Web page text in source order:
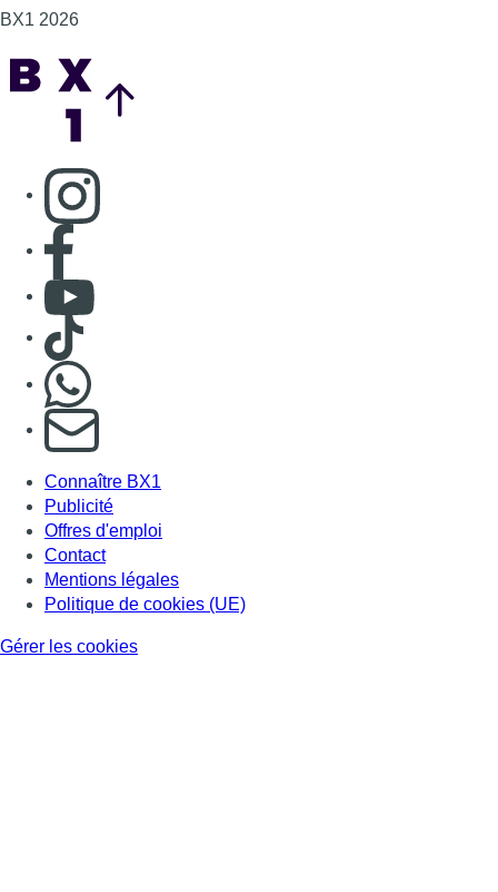
BX1 2026
Consulter page Instagram
Consulter page Facebook
Consulter Youtube
Consulter TikTok
S'abonner à notre newsletter
Connaître BX1
Publicité
Offres d'emploi
Contact
Mentions légales
Politique de cookies (UE)
Gérer les cookies